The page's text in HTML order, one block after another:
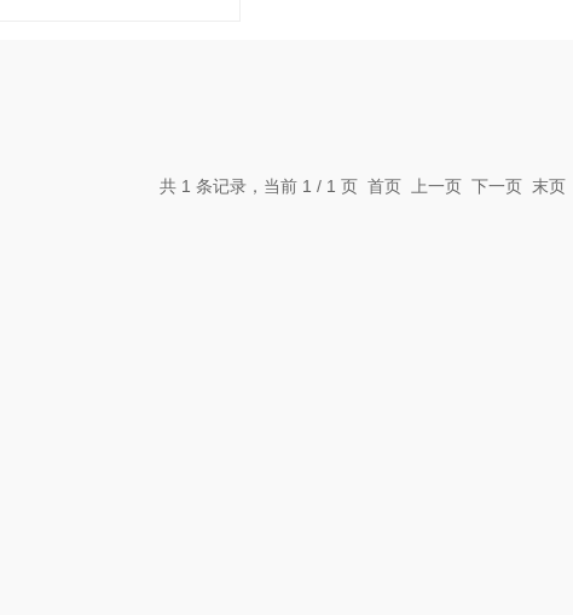
共 1 条记录，当前 1 / 1 页 首页 上一页 下一页 末页